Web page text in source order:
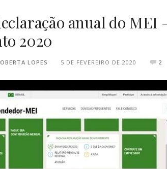
anual do
2020
LOPES 5 DE FEVEREIRO DE 2020 2